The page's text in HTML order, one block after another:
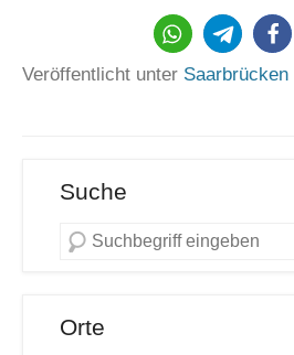
Veröffentlicht unter Saarbrücken
Suche
Orte